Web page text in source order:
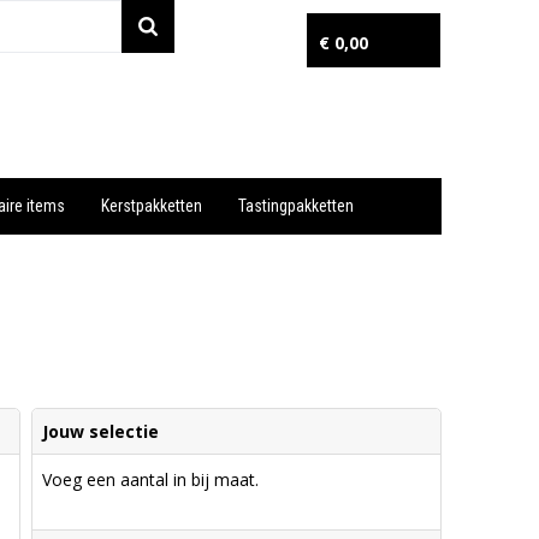
€ 0,00
items Kerstpakketten Tastingpakketten
Jouw selectie
Voeg een aantal in bij maat.